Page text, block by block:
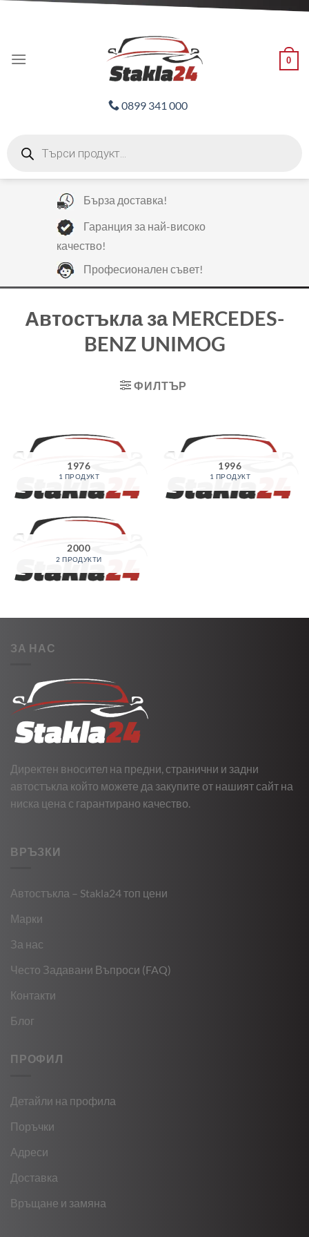
0
0899 341 000
search
Бърза доставка!
Гаранция за най-високо
качество!
Професионален съвет!
Автостъкла за MERCEDES-
BENZ UNIMOG
ФИЛТЪР
1976
1 ПРОДУКТ
1996
1 ПРОДУКТ
2000
2 ПРОДУКТИ
ЗА НАС
Директен вносител на предни, странични и задни
автостъкла който можете да закупите от нашият сайт на
ниска цена с гарантирано качество.
ВРЪЗКИ
Автостъкла – Stakla24 топ цени
Марки
За нас
Често Задавани Въпроси (FAQ)
Контакти
Блог
ПРОФИЛ
Детайли на профила
Поръчки
Адреси
Доставка
Връщане и замяна